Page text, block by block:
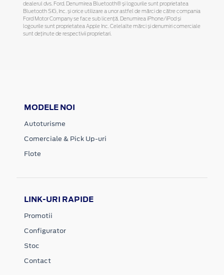
dealerul dvs. Ford. Denumirea Bluetooth® și logourile sunt proprietatea
Bluetooth SIG, Inc. și orice utilizare a unor astfel de mărci de către compania
Ford Motor Company se face sub licență. Denumirea iPhone/iPod și
logourile sunt proprietatea Apple Inc. Celelalte mărci și denumiri comerciale
sunt deținute de respectivii proprietari.
MODELE NOI
Autoturisme
Comerciale & Pick Up-uri
Flote
LINK-URI RAPIDE
Promotii
Configurator
Stoc
Contact